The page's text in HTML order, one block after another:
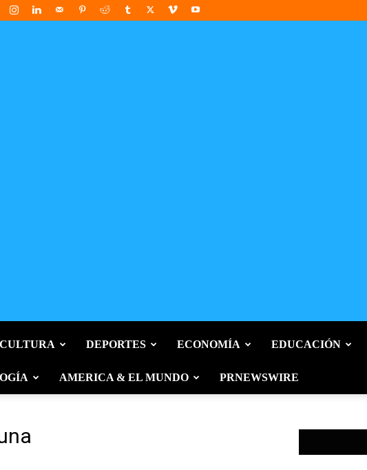
DEPORTES ECONOMÍA EDUCACIÓN
AMERICA & EL MUNDO PRNEWSWIRE